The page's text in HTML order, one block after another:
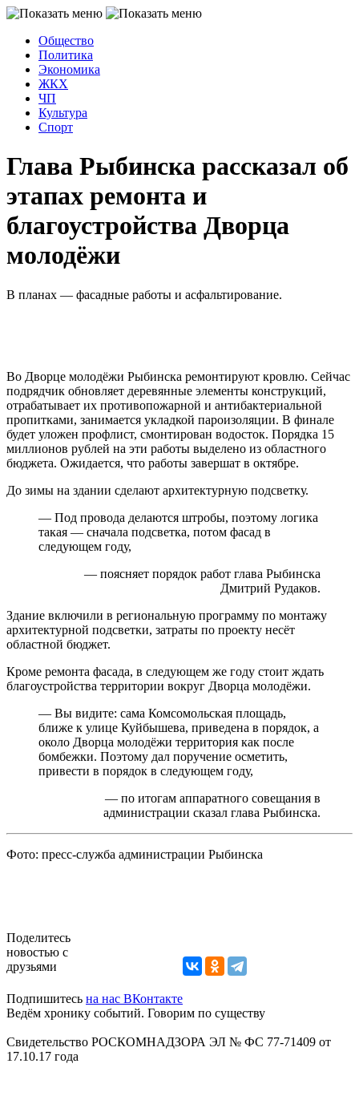
Общество
Политика
Экономика
ЖКХ
ЧП
Культура
Спорт
Глава Рыбинска рассказал об
этапах ремонта и
благоустройства Дворца
молодёжи
В планах — фасадные работы и асфальтирование.
Во Дворце молодёжи Рыбинска ремонтируют кровлю. Сейчас
подрядчик обновляет деревянные элементы конструкций,
отрабатывает их противопожарной и антибактериальной
пропитками, занимается укладкой пароизоляции. В финале
будет уложен профлист, смонтирован водосток. Порядка 15
миллионов рублей на эти работы выделено из областного
бюджета. Ожидается, что работы завершат в октябре.
До зимы на здании сделают архитектурную подсветку.
— Под провода делаются штробы, поэтому логика
такая — сначала подсветка, потом фасад в
следующем году,
— поясняет порядок работ глава Рыбинска
Дмитрий Рудаков.
Здание включили в региональную программу по монтажу
архитектурной подсветки, затраты по проекту несёт
областной бюджет.
Кроме ремонта фасада, в следующем же году стоит ждать
благоустройства территории вокруг Дворца молодёжи.
— Вы видите: сама Комсомольская площадь,
ближе к улице Куйбышева, приведена в порядок, а
около Дворца молодёжи территория как после
бомбежки. Поэтому дал поручение осметить,
привести в порядок в следующем году,
— по итогам аппаратного совещания в
администрации сказал глава Рыбинска.
Фото: пресс-служба администрации Рыбинска
Поделитесь
новостью с
друзьями
Подпишитесь на нас ВКонтакте
Ведём хронику событий. Говорим по существу
Свидетельство РОСКОМНАДЗОРА ЭЛ № ФС 77-71409 от
17.10.17 года